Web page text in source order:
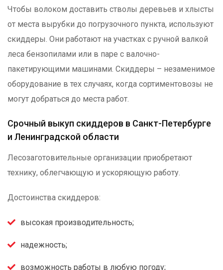
Чтобы волоком доставить стволы деревьев и хлысты
от места вырубки до погрузочного пункта, используют
скиддеры. Они работают на участках с ручной валкой
леса бензопилами или в паре с валочно-
пакетирующими машинами. Скиддеры – незаменимое
оборудование в тех случаях, когда сортиментовозы не
могут добраться до места работ.
Срочный выкуп скиддеров в Санкт-Петербурге
и Ленинградской области
Лесозаготовительные организации приобретают
технику, облегчающую и ускоряющую работу.
Достоинства скиддеров:
высокая производительность;
надежность;
возможность работы в любую погоду;